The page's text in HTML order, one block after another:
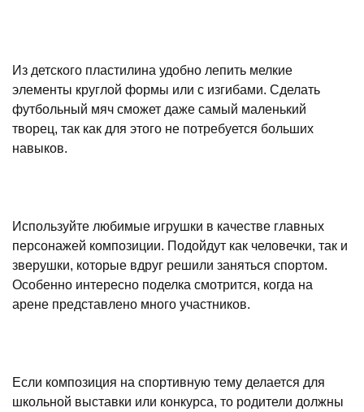
Из детского пластилина удобно лепить мелкие
элементы круглой формы или с изгибами. Сделать
футбольный мяч сможет даже самый маленький
творец, так как для этого не потребуется больших
навыков.
Используйте любимые игрушки в качестве главных
персонажей композиции. Подойдут как человечки, так и
зверушки, которые вдруг решили заняться спортом.
Особенно интересно поделка смотрится, когда на
арене представлено много участников.
Если композиция на спортивную тему делается для
школьной выставки или конкурса, то родители должны